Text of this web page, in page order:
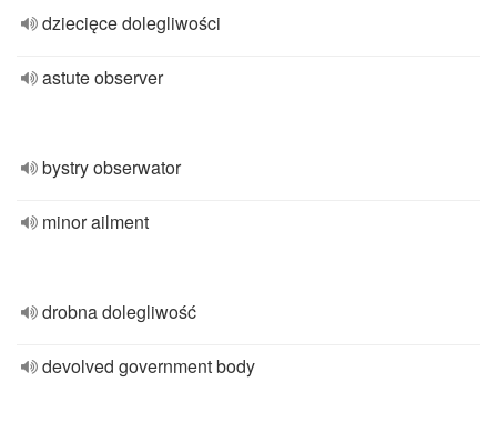
dziecięce dolegliwości
astute observer
bystry obserwator
minor ailment
drobna dolegliwość
devolved government body